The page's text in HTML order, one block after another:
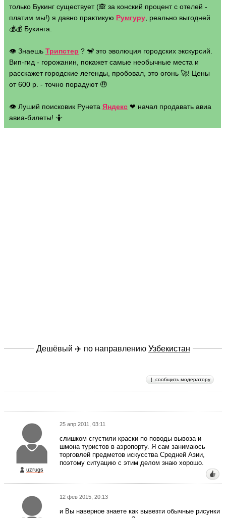
только Букинг существует (🙈 за конский процент с отелей -
платим мы!) я давно практикую Румгуру , реально выгодней
💰💰 Букинга.
👁 Знаешь Трипстер ? 🐒 это эволюция городских экскурсий.
Вип-гид - горожанин, покажет самые необычные места и
расскажет городские легенды, пробовал, это огонь 🚀! Цены
от 600 р. - точно порадуют 🤑
👁 Луший поисковик Рунета Яндекс ❤ начал продавать авиа
авиа-билеты! 🤷
Дешёвый ✈️ по направлению Узбекистан
сообщить модератору
uzrugs
25 апр 2011, 03:11
слишком сгустили краски по поводы вывоза и
шмона туристов в аэропорту. Я сам занимаюсь
торговлей предметов искусства Средней Азии,
поэтому ситуацию с этим делом знаю хорошо.
12 фев 2015, 20:13
и Вы наверное знаете как вывезти обычные рисунки